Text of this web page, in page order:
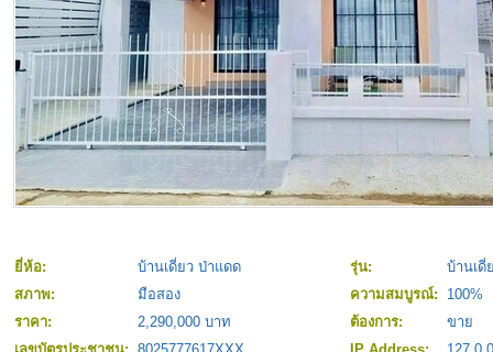
ยี่ห้อ: บ้านเดี่ยว ป่าแดด รุ่น:
บ้านเดี่
สภาพ:
มือสอง ความสมบูรณ์:
100%
ราคา:
2,290,000 บาท ต้องการ:
ขาย